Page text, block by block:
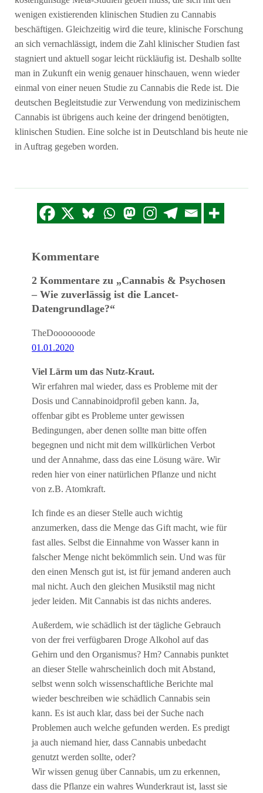
wenigen existierenden klinischen Studien zu Cannabis
beschäftigen. Gleichzeitig wird die teure, klinische Forschung
an sich vernachlässigt, indem die Zahl klinischer Studien fast
stagniert und aktuell sogar leicht rückläufig ist. Deshalb sollte
man in Zukunft ein wenig genauer hinschauen, wenn wieder
einmal von einer neuen Studie zu Cannabis die Rede ist. Die
deutschen Begleitstudie zur Verwendung von medizinischem
Cannabis ist übrigens auch keine der dringend benötigten,
klinischen Studien. Eine solche ist in Deutschland bis heute nie
in Auftrag gegeben worden.
Kommentare
2 Kommentare zu „Cannabis & Psychosen
– Wie zuverlässig ist die Lancet-
Datengrundlage?“
TheDooooooode
01.01.2020
Viel Lärm um das Nutz-Kraut.
Wir erfahren mal wieder, dass es Probleme mit der
Dosis und Cannabinoidprofil geben kann. Ja,
offenbar gibt es Probleme unter gewissen
Bedingungen, aber denen sollte man bitte offen
begegnen und nicht mit dem willkürlichen Verbot
und der Annahme, dass das eine Lösung wäre. Wir
reden hier von einer natürlichen Pflanze und nicht
von z.B. Atomkraft.
Ich finde es an dieser Stelle auch wichtig
anzumerken, dass die Menge das Gift macht, wie für
fast alles. Selbst die Einnahme von Wasser kann in
falscher Menge nicht bekömmlich sein. Und was für
den einen Mensch gut ist, ist für jemand anderen auch
mal nicht. Auch den gleichen Musikstil mag nicht
jeder leiden. Mit Cannabis ist das nichts anderes.
Außerdem, wie schädlich ist der tägliche Gebrauch
von der frei verfügbaren Droge Alkohol auf das
Gehirn und den Organismus? Hm? Cannabis punktet
an dieser Stelle wahrscheinlich doch mit Abstand,
selbst wenn solch wissenschaftliche Berichte mal
wieder beschreiben wie schädlich Cannabis sein
kann. Es ist auch klar, dass bei der Suche nach
Problemen auch welche gefunden werden. Es predigt
ja auch niemand hier, dass Cannabis unbedacht
genutzt werden sollte, oder?
Wir wissen genug über Cannabis, um zu erkennen,
dass die Pflanze ein wahres Wunderkraut ist, lasst sie